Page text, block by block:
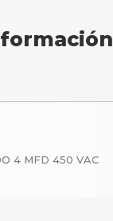
4 MFD 450 VAC